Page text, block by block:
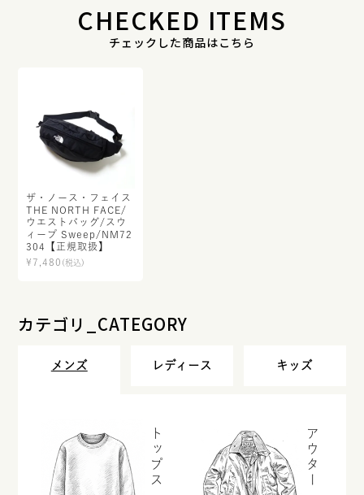
CHECKED ITEMS
チェックした商品はこちら
ザ・ノース・フェイス
THE NORTH FACE/
ウエストバッグ/スウ
ィープ Sweep/NM72
304【正規取扱】
¥ 7,480 (税込)
カテゴリ_CATEGORY
メンズ レディース キッズ
トップス アウター